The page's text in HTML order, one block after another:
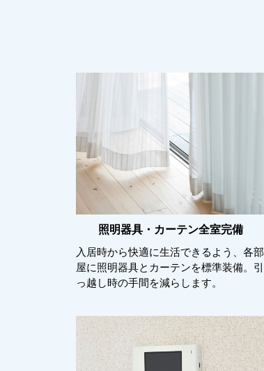
照明器具・カーテン全室完備
入居時から快適に生活できるよう、各部
屋に照明器具とカーテンを標準装備。引
っ越し時の手間を減らします。